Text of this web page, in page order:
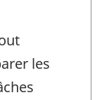
les